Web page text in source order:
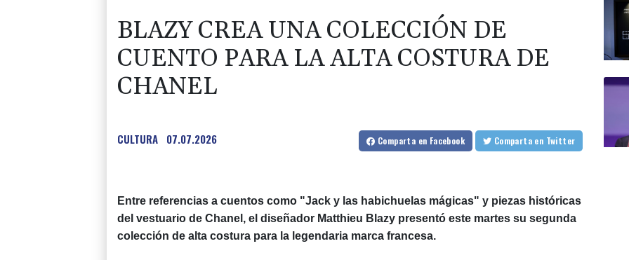
BLAZY CREA UNA COLECCIÓN DE
CUENTO PARA LA ALTA COSTURA DE
CHANEL
CULTURA 07.07.2026 Comparta en Facebook Comparta en Twitter
Entre referencias a cuentos como "Jack y las habichuelas mágicas" y piezas históricas
del vestuario de Chanel, el diseñador Matthieu Blazy presentó este martes su segunda
colección de alta costura para la legendaria marca francesa.